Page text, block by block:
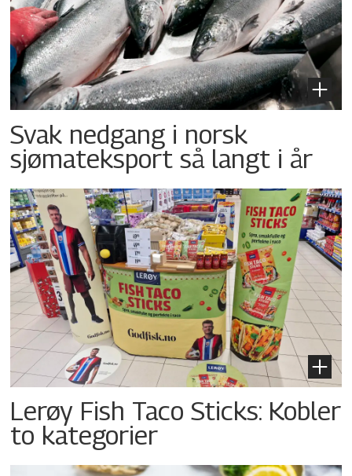
Svak nedgang i norsk
sjømateksport så langt i år
Lerøy Fish Taco Sticks: Kobler
to kategorier